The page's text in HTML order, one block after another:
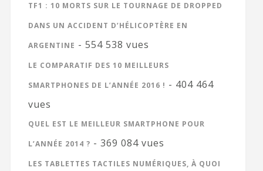
TF1 : 10 MORTS SUR LE TOURNAGE DE DROPPED
DANS UN ACCIDENT D’HÉLICOPTÈRE EN
ARGENTINE - 554 538 vues
LE COMPARATIF DES 10 MEILLEURS
SMARTPHONES DE L’ANNÉE 2016 ! - 404 464
vues
QUEL EST LE MEILLEUR SMARTPHONE POUR
L’ANNÉE 2014 ? - 369 084 vues
LES TABLETTES TACTILES NUMÉRIQUES, À QUOI